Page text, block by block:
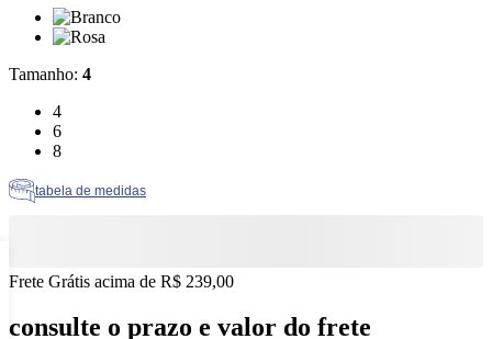
Cor: Branco
Cor: Rosa
Tamanho: 4
Tamanho: 4
4
Tamanho: 6
6
Tamanho: 8
8
tabela de medidas
Frete Grátis acima de R$ 239,00
consulte o prazo e valor do frete